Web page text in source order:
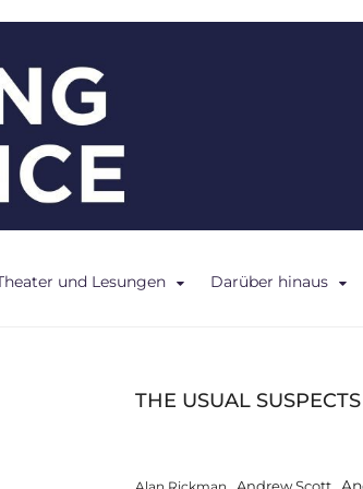
und Lesungen Darüber hinaus
THE USUAL SUSPECTS